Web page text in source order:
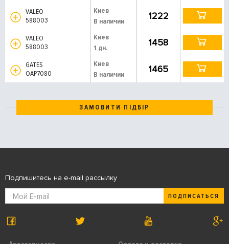
VALEO
588003
Киев
В наличии
1222
VALEO
588003
Киев
1 дн.
1458
GATES
OAP7080
Киев
В наличии
1465
ЗАМОВИТИ ПІДБІР
Подпишитесь на e-mail рассылку
ПОДПИСАТЬСЯ